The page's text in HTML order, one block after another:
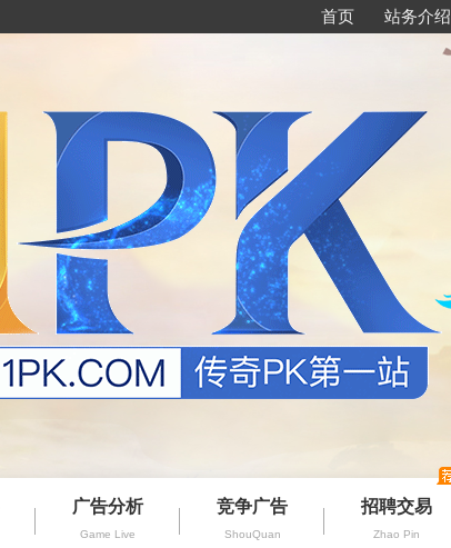
首页 站务介绍
广告分析
Game Live
竞争广告
ShouQuan
招聘交易
Zhao Pin